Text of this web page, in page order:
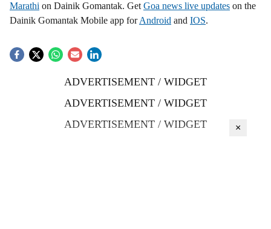
Marathi on Dainik Gomantak. Get Goa news live updates on the
Dainik Gomantak Mobile app forAndroid and IOS.
ADVERTISEMENT / WIDGET
ADVERTISEMENT / WIDGET
ADVERTISEMENT / WIDGET
×